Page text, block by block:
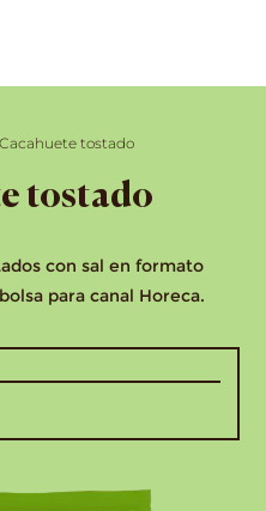
Cacahuete tostado
tostado
con sal en formato
para canal Horeca.